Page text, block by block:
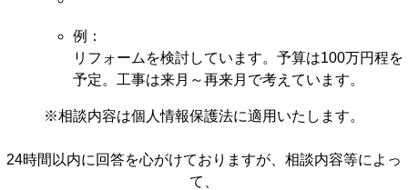
例：
リフォームを検討しています。予算は100万円程を
予定。工事は来月～再来月で考えています。
※相談内容は個人情報保護法に適用いたします。
24時間以内に回答を心がけておりますが、相談内容等によっ
て、